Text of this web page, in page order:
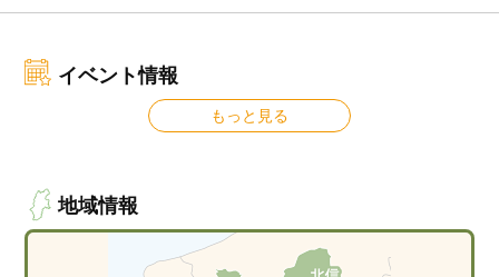
イベント情報
もっと見る
地域情報